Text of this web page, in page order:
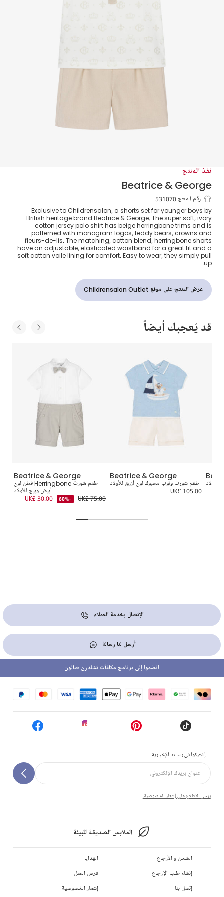
نفذ المنتج
Beatrice & George
طقم شورت قطن لون بيج للأولاد
رقم المنتج 531070
Exclusive to Childrensalon, a shorts set for younger boys by
British heritage brand Beatrice & George. The super soft, ivory
cotton jersey polo shirt has beige herringbone trims and is
patterned with monogram logos, teddy bears, crowns and
fleurs-de-lis. The matching, cotton blend, herringbone shorts
have an adjustable, elasticated waistband for a great fit and a
soft cotton voile lining for comfort. Easy to wear, they simply pull
up.
عرض المنتج على موقع Childrensalon Outlet
قد يُعجبك أيضاً
Beatrice & George
طقم شورت Herringbone قطن لون
أبيض وبيج للأولاد
UK£ 75.00
-60%
UK£ 30.00
Beatrice & George
طقم شورت وتوب محبوك لون أزرق للأولاد
UK£ 105.00
الإتصال بخدمة العملاء
أرسل لنا رسالة
إشتركوا في رسالتنا الإخبارية
يرجى الاطلاع على إشعار الخصوصية.
الملابس الصديقة للبيئة
انضموا إلى برنامج مكافآت تشلدرن صالون
الشحن و الأرجاع
إنشاء طلب الإرجاع
إتصل بنا
الهدايا
فرص العمل
إشعار الخصوصية